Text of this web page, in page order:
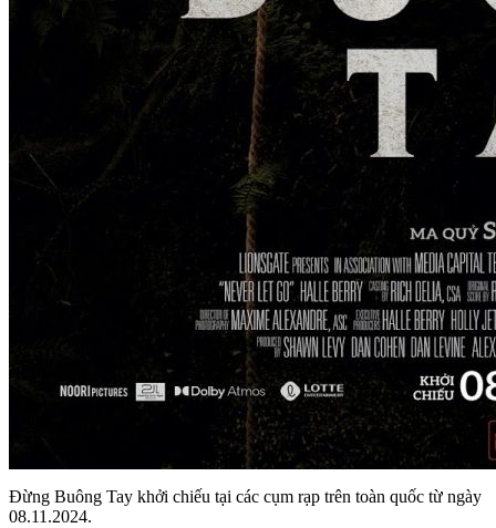
Đừng Buông Tay khởi chiếu tại các cụm rạp trên toàn quốc từ ngày
08.11.2024.